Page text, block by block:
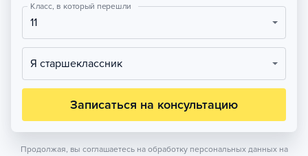
Класс, в который перешли
11
Я старшеклассник
Записаться на консультацию
Продолжая, вы соглашаетесь на обработку персональных данных на